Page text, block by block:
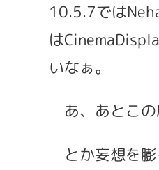
10.5.7では
は
いなぁ。
あ、あとこ
とか妄想を